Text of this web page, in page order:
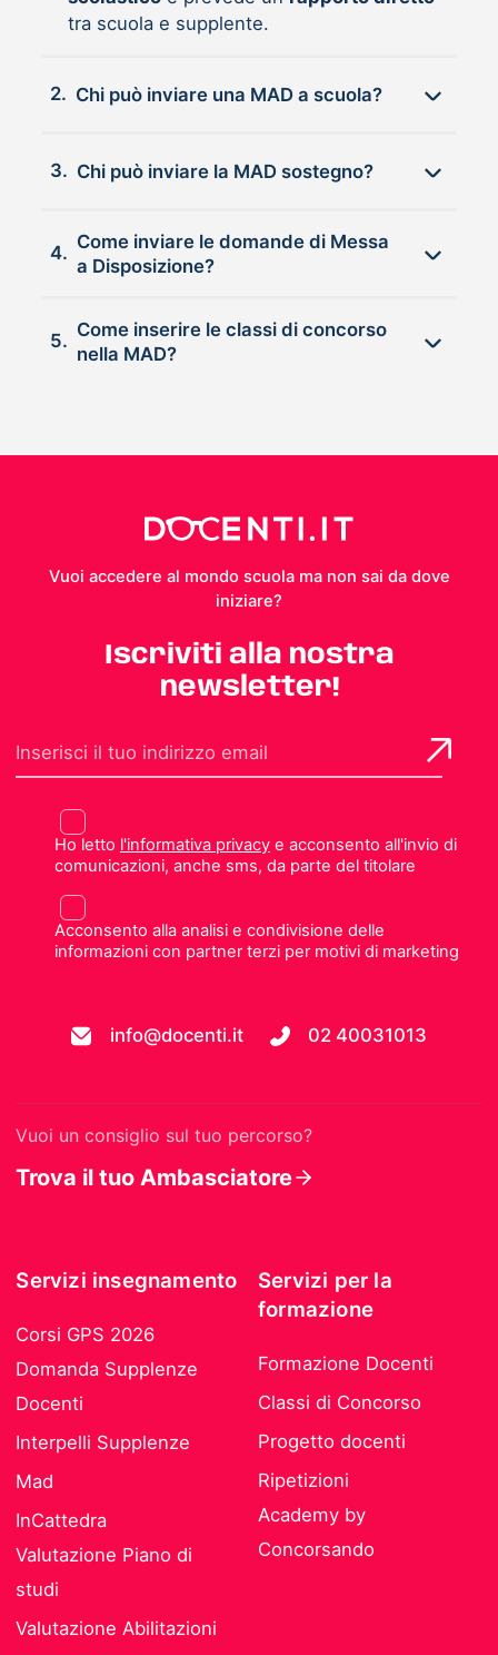
tra scuola e supplente.
2. Chi può inviare una MAD a scuola?
3. Chi può inviare la MAD sostegno?
4.
Come inviare le domande di Messa
a Disposizione?
5.
Come inserire le classi di concorso
nella MAD?
Vuoi accedere al mondo scuola ma non sai da dove
iniziare?
Iscriviti alla nostra
newsletter!
Ho letto l'informativa privacye acconsento all'invio di
comunicazioni, anche sms, da parte del titolare
Acconsento alla analisi e condivisione delle
informazioni con partner terzi per motivi di marketing
info@docenti.it 02 40031013
Vuoi un consiglio sul tuo percorso?
Trova il tuo Ambasciatore
Servizi insegnamento
Corsi GPS 2026
Domanda Supplenze
Docenti
Interpelli Supplenze
Mad
InCattedra
Valutazione Piano di
studi
Valutazione Abilitazioni
Servizi per la
formazione
Formazione Docenti
Classi di Concorso
Progetto docenti
Ripetizioni
Academy by
Concorsando